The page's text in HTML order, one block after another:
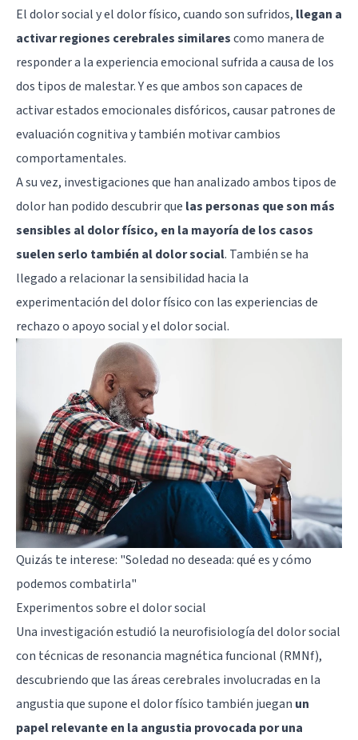
El dolor social y el dolor físico, cuando son sufridos, llegan a
activar regiones cerebrales similarescomo manera de
responder a la experiencia emocional sufrida a causa de los
dos tipos de malestar. Y es que ambos son capaces de
activar estados emocionales disfóricos, causar patrones de
evaluación cognitiva y también motivar cambios
comportamentales.
A su vez, investigaciones que han analizado ambos tipos de
dolor han podido descubrir que las personas que son más
sensibles al dolor físico, en la mayoría de los casos
suelen serlo también al dolor social. También se ha
llegado a relacionar la sensibilidad hacia la
experimentación del dolor físico con las experiencias de
rechazo o apoyo social y el dolor social.
Quizás te interese: "Soledad no deseada: qué es y cómo
podemos combatirla"
Experimentos sobre el dolor social
Una investigación estudió la neurofisiología del dolor social
con técnicas de resonancia magnética funcional (RMNf),
descubriendo que las áreas cerebrales involucradas en la
angustia que supone el dolor físico también juegan un
papel relevante en la angustia provocada por una